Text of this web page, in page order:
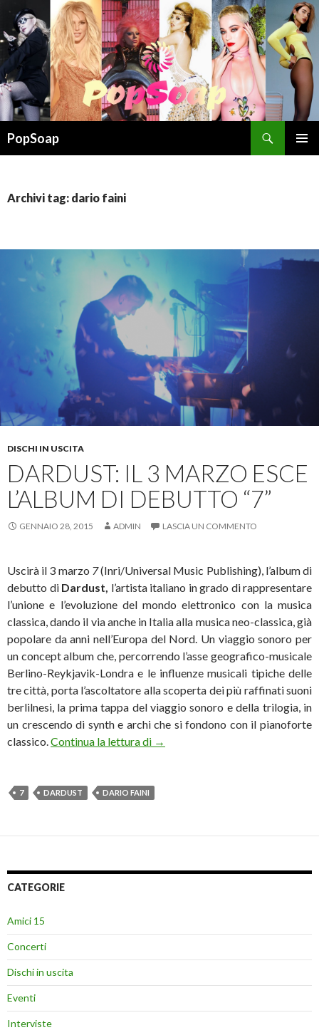
PopSoap
Archivi tag: dario faini
DISCHI IN USCITA
DARDUST: IL 3 MARZO ESCE
L’ALBUM DI DEBUTTO “7”
GENNAIO 28, 2015 ADMIN LASCIA UN COMMENTO
Uscirà il 3 marzo 7(Inri/Universal Music Publishing), l’album di
debutto di Dardust, l’artista italiano in grado di rappresentare
l’unione e l’evoluzione del mondo elettronico con la musica
classica, dando il via anche in Italia alla musica neo-classica, già
popolare da anni nell’Europa del Nord. Un viaggio sonoro per
un concept album che, percorrendo l’asse geografico-musicale
Berlino-Reykjavik-Londra e le influenze musicali tipiche delle
tre città, porta l’ascoltatore alla scoperta dei più raffinati suoni
berlilnesi, la prima tappa del viaggio sonoro e della trilogia, in
un crescendo di synth e archi che si fondono con il pianoforte
classico. Continua la lettura di Dardust: il 3 marzo esce l’album
→
7 DARDUST DARIO FAINI
CATEGORIE
Amici 15
Concerti
Dischi in uscita
Eventi
Interviste